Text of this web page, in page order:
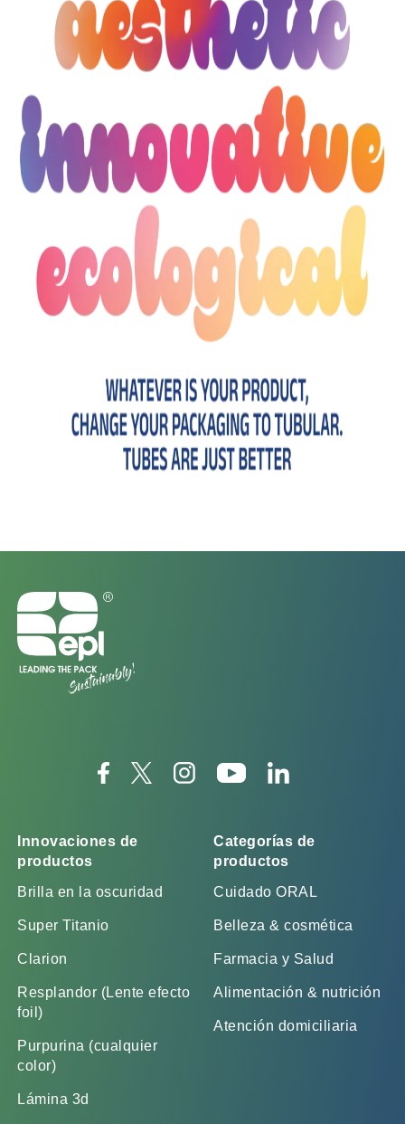
Innovaciones de
productos
Brilla en la oscuridad
Super Titanio
Clarion
Resplandor (Lente efecto
foil)
Purpurina (cualquier
color)
Lámina 3d
Categorías de
productos
Cuidado ORAL
Belleza & cosmética
Farmacia y Salud
Alimentación & nutrición
Atención domiciliaria